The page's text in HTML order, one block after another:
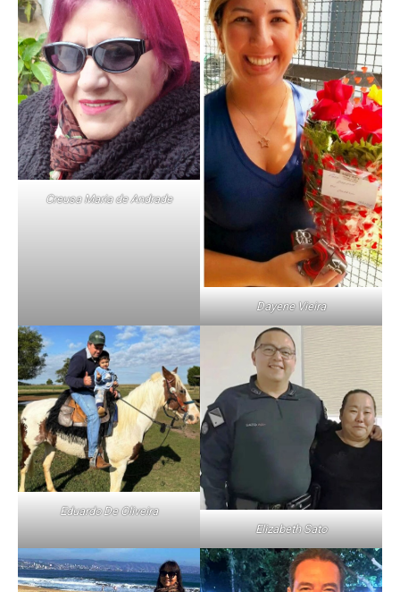
Creusa Maria de Andrade
Dayene Vieira
Eduardo De Oliveira
Elizabeth Sato